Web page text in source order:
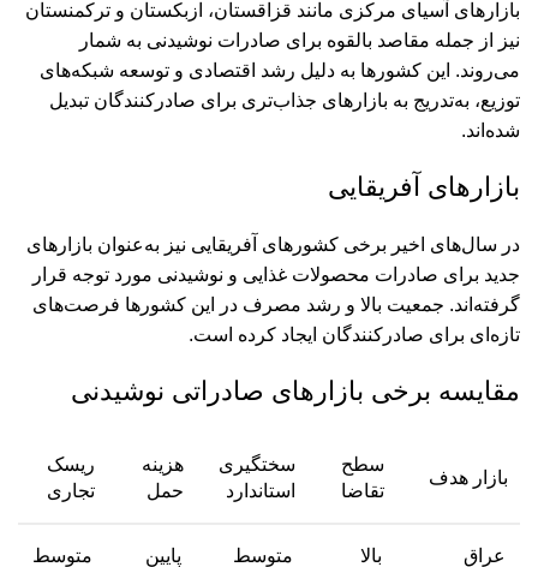
بازارهای آسیای مرکزی مانند قزاقستان، ازبکستان و ترکمنستان
نیز از جمله مقاصد بالقوه برای صادرات نوشیدنی به شمار
می‌روند. این کشورها به دلیل رشد اقتصادی و توسعه شبکه‌های
توزیع، به‌تدریج به بازارهای جذاب‌تری برای صادرکنندگان تبدیل
شده‌اند.
بازارهای آفریقایی
در سال‌های اخیر برخی کشورهای آفریقایی نیز به‌عنوان بازارهای
جدید برای صادرات محصولات غذایی و نوشیدنی مورد توجه قرار
گرفته‌اند. جمعیت بالا و رشد مصرف در این کشورها فرصت‌های
تازه‌ای برای صادرکنندگان ایجاد کرده است.
مقایسه برخی بازارهای صادراتی نوشیدنی
بازار هدف
سطح
تقاضا
سختگیری
استاندارد
هزینه
حمل
ریسک
تجاری
عراق بالا متوسط پایین متوسط